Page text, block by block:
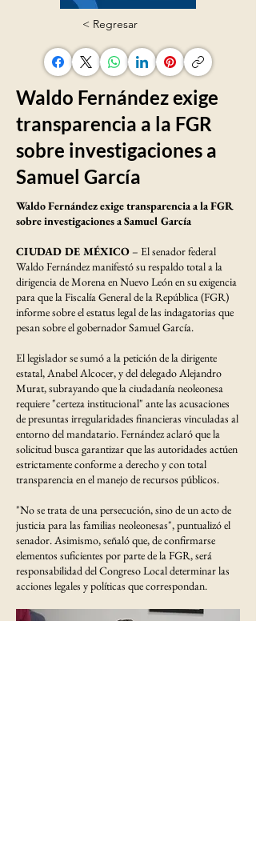
< Regresar
Waldo Fernández exige
transparencia a la FGR
sobre investigaciones a
Samuel García
Waldo Fernández exige transparencia a la FGR
sobre investigaciones a Samuel García
CIUDAD DE MÉXICO– El senador federal
Waldo Fernández manifestó su respaldo total a la
dirigencia de Morena en Nuevo León en su exigencia
para que la Fiscalía General de la República (FGR)
informe sobre el estatus legal de las indagatorias que
pesan sobre el gobernador Samuel García.
El legislador se sumó a la petición de la dirigente
estatal, Anabel Alcocer, y del delegado Alejandro
Murat, subrayando que la ciudadanía neoleonesa
requiere "certeza institucional" ante las acusaciones
de presuntas irregularidades financieras vinculadas al
entorno del mandatario. Fernández aclaró que la
solicitud busca garantizar que las autoridades actúen
estrictamente conforme a derecho y con total
transparencia en el manejo de recursos públicos.
"No se trata de una persecución, sino de un acto de
justicia para las familias neoleonesas", puntualizó el
senador. Asimismo, señaló que, de confirmarse
elementos suficientes por parte de la FGR, será
responsabilidad del Congreso Local determinar las
acciones legales y políticas que correspondan.